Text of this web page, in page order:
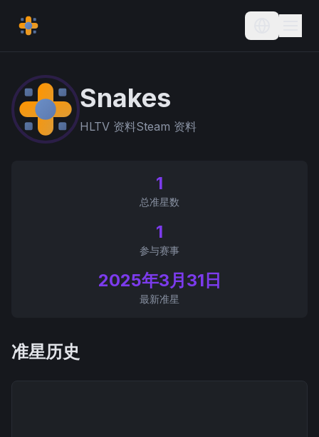
Current
Snakes
HLTV 资料Steam 资料
1
总准星数
1
参与赛事
2025年3月31日
最新准星
准星历史